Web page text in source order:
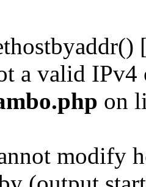
a valid IPv4
on
modify